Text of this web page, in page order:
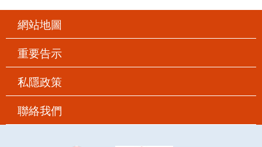
網站地圖
重要告示
私隱政策
聯絡我們